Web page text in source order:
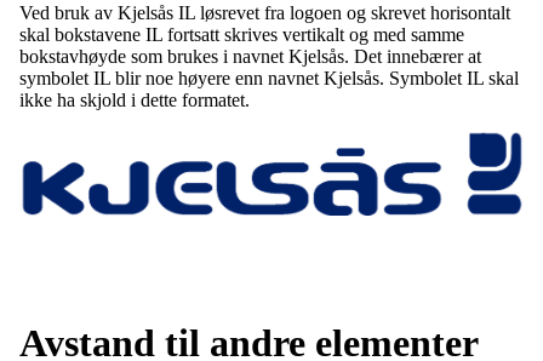
Ved bruk av Kjelsås IL løsrevet fra logoen og skrevet horisontalt
skal bokstavene IL fortsatt skrives vertikalt og med samme
bokstavhøyde som brukes i navnet Kjelsås. Det innebærer at
symbolet IL blir noe høyere enn navnet Kjelsås. Symbolet IL skal
ikke ha skjold i dette formatet.
Avstand til andre elementer